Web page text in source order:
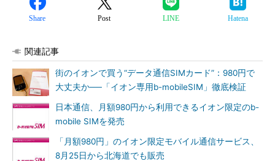
Share Post LINE Hatena
関連記事
街のイオンで買う“データ通信SIMカード”：980円で
大丈夫か──「イオン専用b-mobileSIM」徹底検証
日本通信、月額980円から利用できるイオン限定のb-
mobile SIMを発売
「月額980円」のイオン限定モバイル通信サービス、
8月25日から北海道でも販売